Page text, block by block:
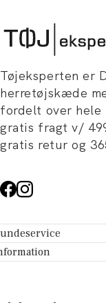
Tøjeksperten er
herretøjskæde
fordelt over
gratis fragt v/
gratis retur og
-
Tøjeksperten